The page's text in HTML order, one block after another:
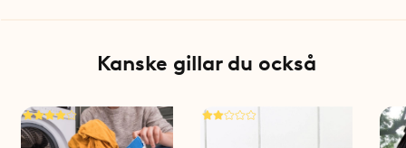
Mått utfälld: 36 cm x 23 cm
Använd endast biologiskt nedbrytbart tvättmedel när du
Kanske gillar du också